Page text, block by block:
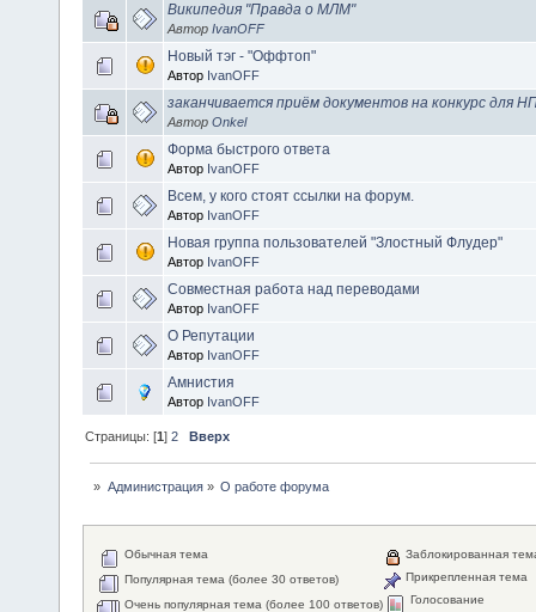
Википедия "Правда о МЛМ"
Автор IvanOFF
Новый тэг - "Оффтоп"
Автор IvanOFF
заканчивается приём документов на конкурс для
Автор Onkel
Форма быстрого ответа
Автор IvanOFF
Всем, у кого стоят ссылки на форум.
Автор IvanOFF
Новая группа пользователей "Злостный Флудер"
Автор IvanOFF
Совместная работа над переводами
Автор IvanOFF
О Репутации
Автор IvanOFF
Амнистия
Автор IvanOFF
Страницы: [1]2 Вверх
» Администрация» О работе форума
Обычная тема
Популярная тема (более 30 ответов)
Очень популярная тема (более 100 ответов)
Заблокированная
Прикрепленная тема
Голосование